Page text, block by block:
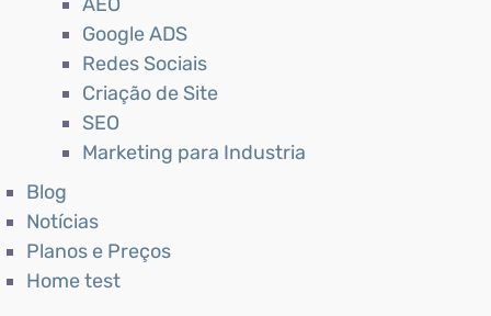
Google ADS
Redes Sociais
Criação de Site
SEO
Marketing para Industria
Blog
Notícias
Planos e Preços
Home test